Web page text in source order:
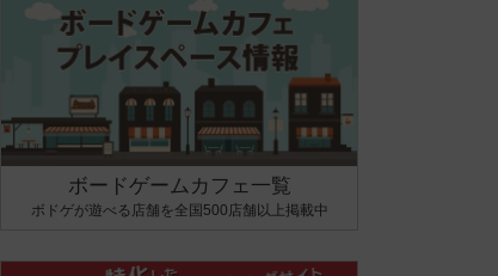
ボードゲームカフェ一覧
ボドゲが遊べる店舗を全国500店舗以上掲載中